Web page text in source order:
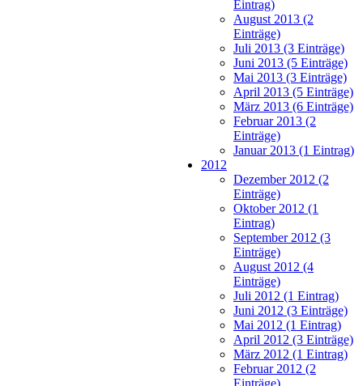
Eintrag)
August 2013 (2
Einträge)
Juli 2013 (3 Einträge)
Juni 2013 (5 Einträge)
Mai 2013 (3 Einträge)
April 2013 (5 Einträge)
März 2013 (6 Einträge)
Februar 2013 (2
Einträge)
Januar 2013 (1 Eintrag)
2012
Dezember 2012 (2
Einträge)
Oktober 2012 (1
Eintrag)
September 2012 (3
Einträge)
August 2012 (4
Einträge)
Juli 2012 (1 Eintrag)
Juni 2012 (3 Einträge)
Mai 2012 (1 Eintrag)
April 2012 (3 Einträge)
März 2012 (1 Eintrag)
Februar 2012 (2
Einträge)